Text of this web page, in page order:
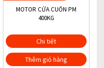
MOTOR CỬA CUỐN PM
400KG
Chi tiết
Thêm giỏ hàng